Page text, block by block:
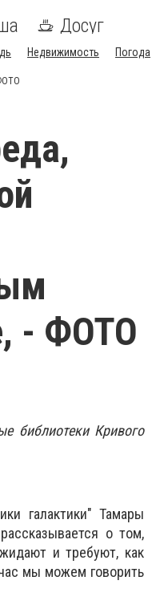
Досуг
Недвижимость Погода
- ФОТО
библиотеки Кривого
галактики" Тамары
о том,
и требуют, как
мы можем говорить